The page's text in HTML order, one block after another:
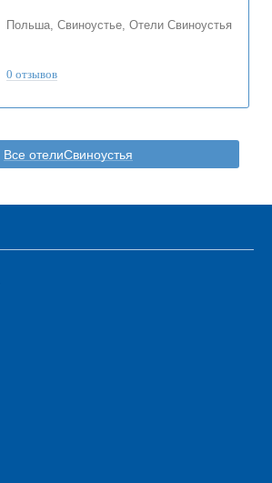
Польша, Свиноустье, Отели Свиноустья
0 отзывов
Все отелиСвиноустья